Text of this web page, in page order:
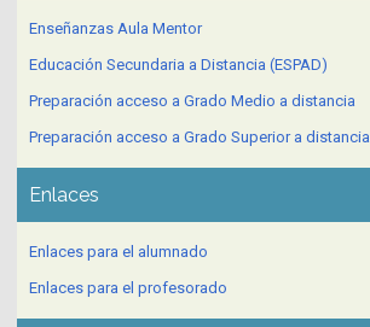
Enseñanzas Aula Mentor
Educación Secundaria a Distancia (ESPAD)
Preparación acceso a Grado Medio a distancia
Preparación acceso a Grado Superior a distancia
Enlaces
Enlaces para el alumnado
Enlaces para el profesorado